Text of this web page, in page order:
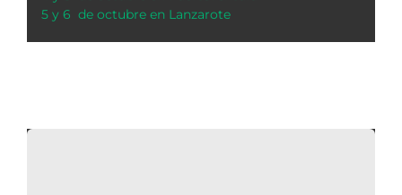
5 y 6 de octubre en Lanzarote